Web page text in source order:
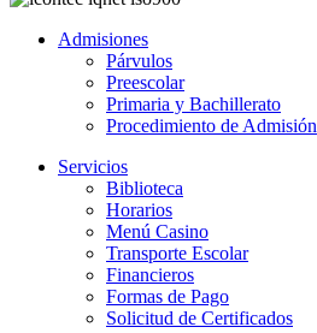
Admisiones
Párvulos
Preescolar
Primaria y Bachillerato
Procedimiento de Admisión
Servicios
Biblioteca
Horarios
Menú Casino
Transporte Escolar
Financieros
Formas de Pago
Solicitud de Certificados